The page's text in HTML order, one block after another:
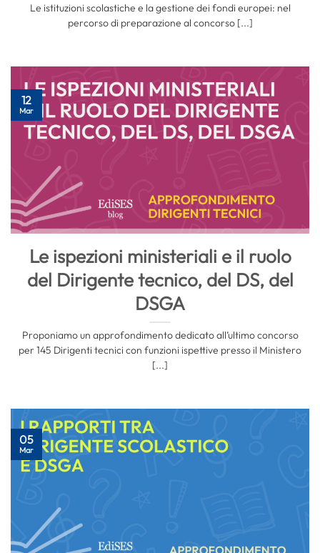
Le istituzioni scolastiche e la gestione dei fondi europei: nel
percorso di preparazione al concorso [...]
Le ispezioni ministeriali e il ruolo
del Dirigente tecnico, del DS, del
DSGA
Proponiamo un approfondimento dedicato all’ultimo concorso
per 145 Dirigenti tecnici con funzioni ispettive presso il Ministero
[...]
12
Mar
05
Mar